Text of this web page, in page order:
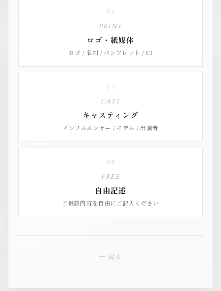
06
PRINT
ロゴ・紙媒体
ロゴ / 名刺 / パンフレット / CI
07
CAST
キャスティング
インフルエンサー / モデル / 出演者
08
FREE
自由記述
ご相談内容を自由にご記入ください
← 戻る